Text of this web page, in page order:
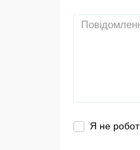
Я не робот